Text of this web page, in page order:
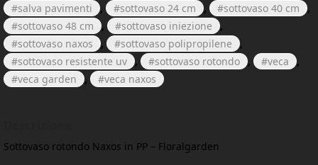
salva pavimenti
, sottovaso 24 cm , sottovaso 40 cm
,
sottovaso 48 cm
, sottovaso iniezione
,
sottovaso naxos
, sottovaso polipropilene
,
sottovaso resistente uv
, sottovaso rotondo , veca
,
veca garden
, veca naxos
Sottovaso rotondo Naxos in PP – Floralgarden